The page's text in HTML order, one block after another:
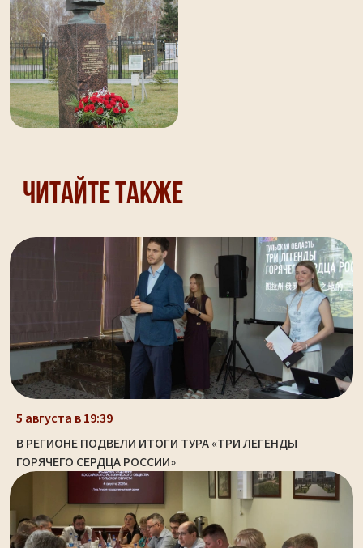
Читайте также
5 августа в 19:39
В РЕГИОНЕ ПОДВЕЛИ ИТОГИ ТУРА «ТРИ ЛЕГЕНДЫ
ГОРЯЧЕГО СЕРДЦА РОССИИ»